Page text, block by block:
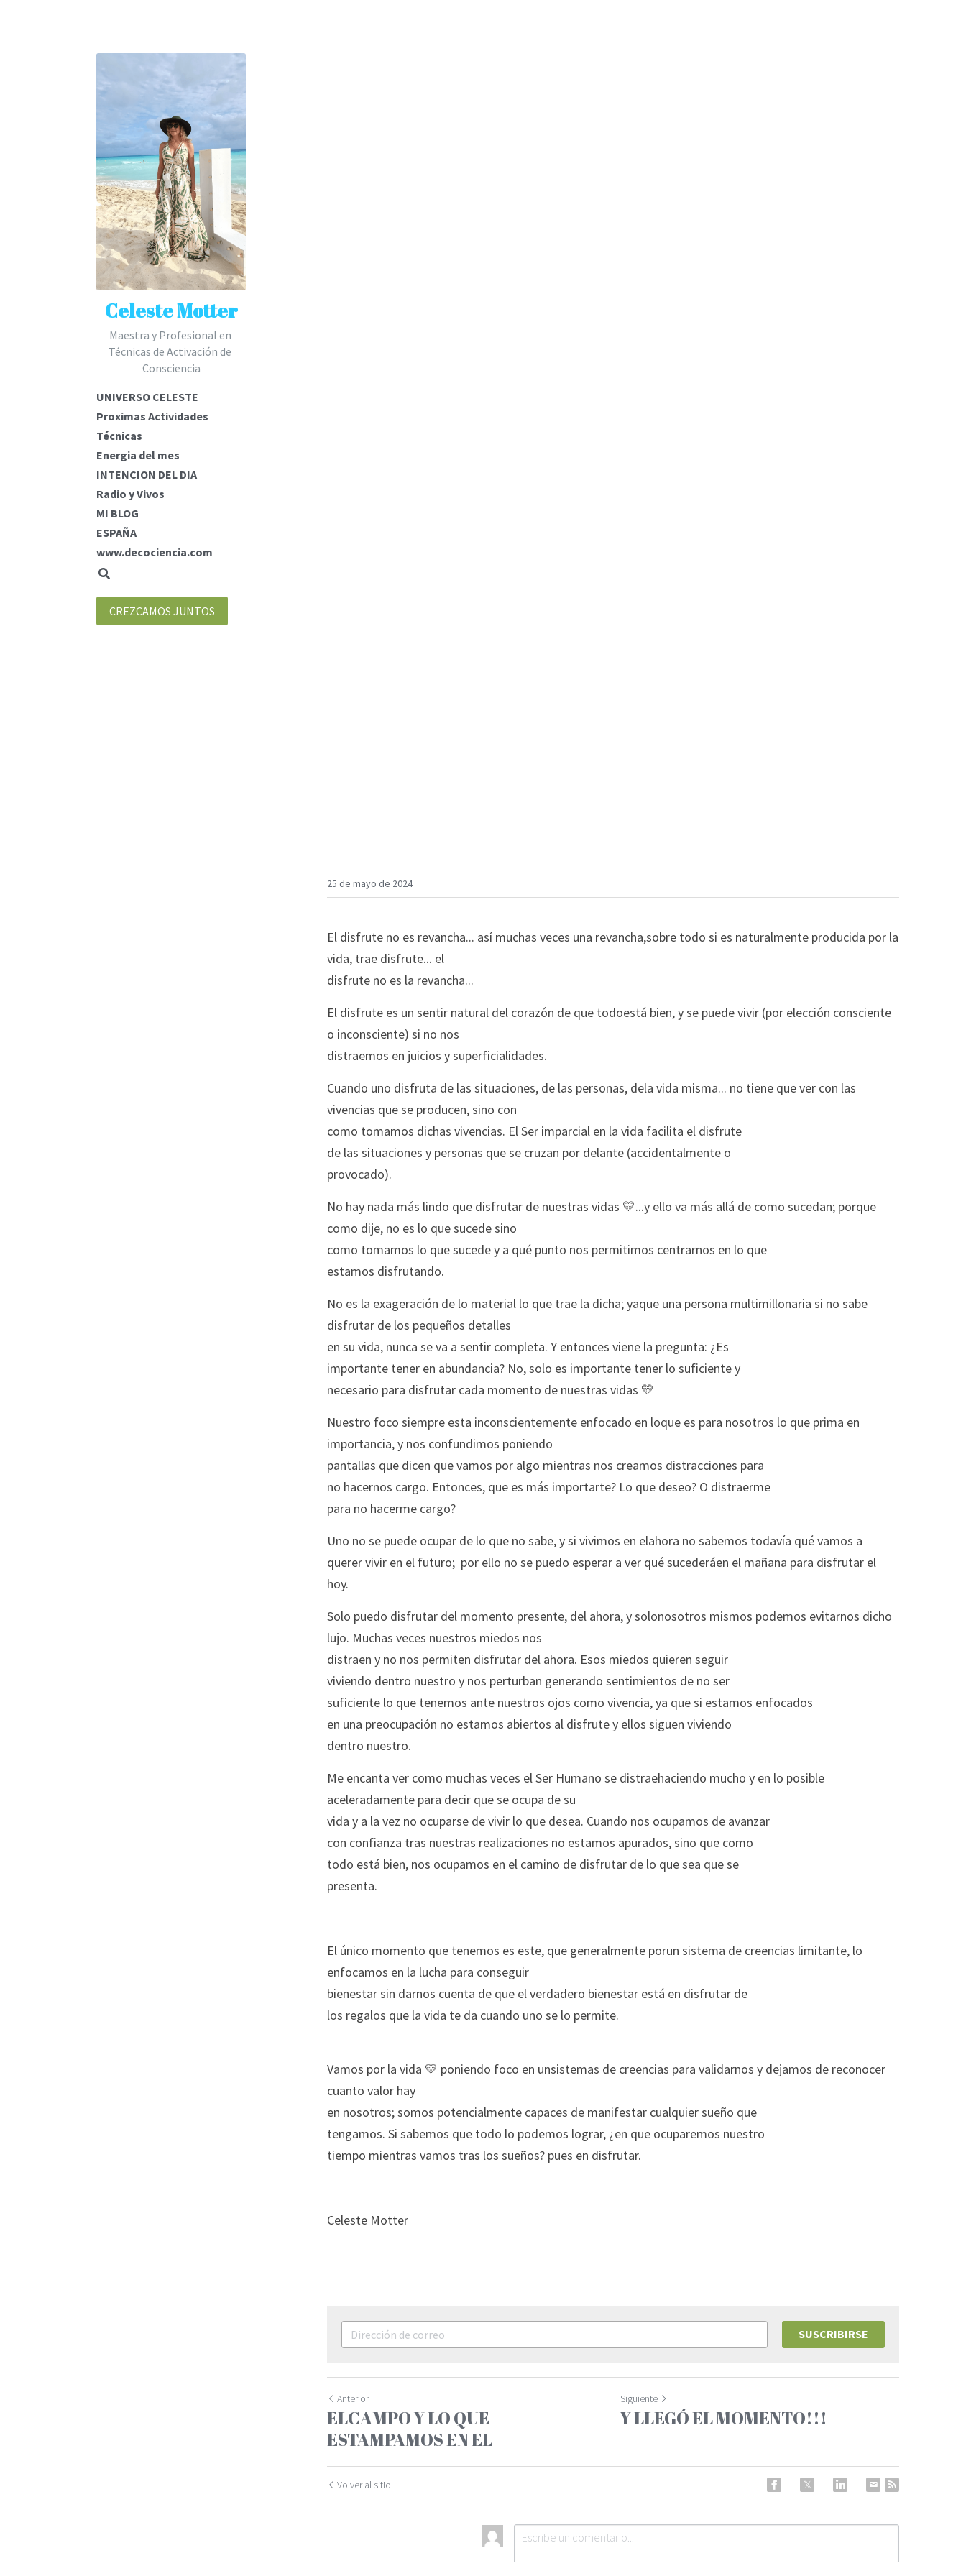
Celeste Motter
Maestra y Profesional en
Técnicas de Activación de
Consciencia
UNIVERSO CELESTE
Proximas Actividades
Técnicas
Energia del mes
INTENCION DEL DIA
Radio y Vivos
MI BLOG
ESPAÑA
www.decociencia.com
CREZCAMOS JUNTOS
25 de mayo de 2024
El disfrute no es revancha... así muchas veces una revancha,sobre todo si es naturalmente producida por la
vida, trae disfrute... el
disfrute no es la revancha...
El disfrute es un sentir natural del corazón de que todoestá bien, y se puede vivir (por elección consciente
o inconsciente) si no nos
distraemos en juicios y superficialidades.
Cuando uno disfruta de las situaciones, de las personas, dela vida misma... no tiene que ver con las
vivencias que se producen, sino con
como tomamos dichas vivencias. El Ser imparcial en la vida facilita el disfrute
de las situaciones y personas que se cruzan por delante (accidentalmente o
provocado).
No hay nada más lindo que disfrutar de nuestras vidas 💛...y ello va más allá de como sucedan; porque
como dije, no es lo que sucede sino
como tomamos lo que sucede y a qué punto nos permitimos centrarnos en lo que
estamos disfrutando.
No es la exageración de lo material lo que trae la dicha; yaque una persona multimillonaria si no sabe
disfrutar de los pequeños detalles
en su vida, nunca se va a sentir completa. Y entonces viene la pregunta: ¿Es
importante tener en abundancia? No, solo es importante tener lo suficiente y
necesario para disfrutar cada momento de nuestras vidas 💛
Nuestro foco siempre esta inconscientemente enfocado en loque es para nosotros lo que prima en
importancia, y nos confundimos poniendo
pantallas que dicen que vamos por algo mientras nos creamos distracciones para
no hacernos cargo. Entonces, que es más importarte? Lo que deseo? O distraerme
para no hacerme cargo?
Uno no se puede ocupar de lo que no sabe, y si vivimos en elahora no sabemos todavía qué vamos a
querer vivir en el futuro;  por ello no se puedo esperar a ver qué sucederáen el mañana para disfrutar el
hoy.
Solo puedo disfrutar del momento presente, del ahora, y solonosotros mismos podemos evitarnos dicho
lujo. Muchas veces nuestros miedos nos
distraen y no nos permiten disfrutar del ahora. Esos miedos quieren seguir
viviendo dentro nuestro y nos perturban generando sentimientos de no ser
suficiente lo que tenemos ante nuestros ojos como vivencia, ya que si estamos enfocados
en una preocupación no estamos abiertos al disfrute y ellos siguen viviendo
dentro nuestro.
Me encanta ver como muchas veces el Ser Humano se distraehaciendo mucho y en lo posible
aceleradamente para decir que se ocupa de su
vida y a la vez no ocuparse de vivir lo que desea. Cuando nos ocupamos de avanzar
con confianza tras nuestras realizaciones no estamos apurados, sino que como
todo está bien, nos ocupamos en el camino de disfrutar de lo que sea que se
presenta.
El único momento que tenemos es este, que generalmente porun sistema de creencias limitante, lo
enfocamos en la lucha para conseguir
bienestar sin darnos cuenta de que el verdadero bienestar está en disfrutar de
los regalos que la vida te da cuando uno se lo permite.
Vamos por la vida 💛 poniendo foco en unsistemas de creencias para validarnos y dejamos de reconocer
cuanto valor hay
en nosotros; somos potencialmente capaces de manifestar cualquier sueño que
tengamos. Si sabemos que todo lo podemos lograr, ¿en que ocuparemos nuestro
tiempo mientras vamos tras los sueños? pues en disfrutar.
Celeste Motter
SUSCRIBIRSE
Anterior
ELCAMPO Y LO QUE
ESTAMPAMOS EN EL
Siguiente
Y LLEGÓ EL MOMENTO!!!
Volver al sitio